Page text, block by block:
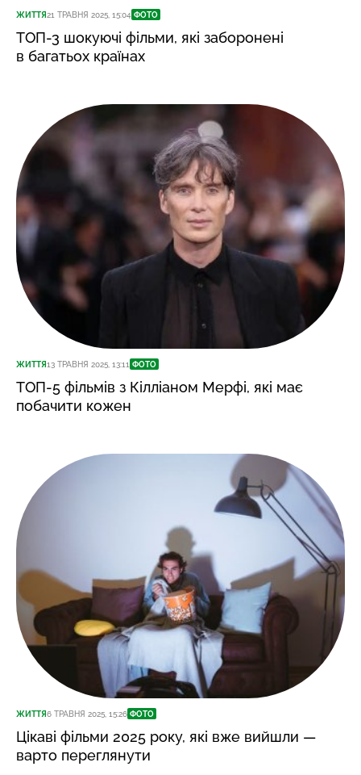
ЖИТТЯ21 ТРАВНЯ 2025, 15:04 ФОТО
ТОП-3 шокуючі фільми, які заборонені
в багатьох країнах
ЖИТТЯ13 ТРАВНЯ 2025, 13:11 ФОТО
ТОП-5 фільмів з Кілліаном Мерфі, які має
побачити кожен
ЖИТТЯ6 ТРАВНЯ 2025, 15:26 ФОТО
Цікаві фільми 2025 року, які вже вийшли —
варто переглянути